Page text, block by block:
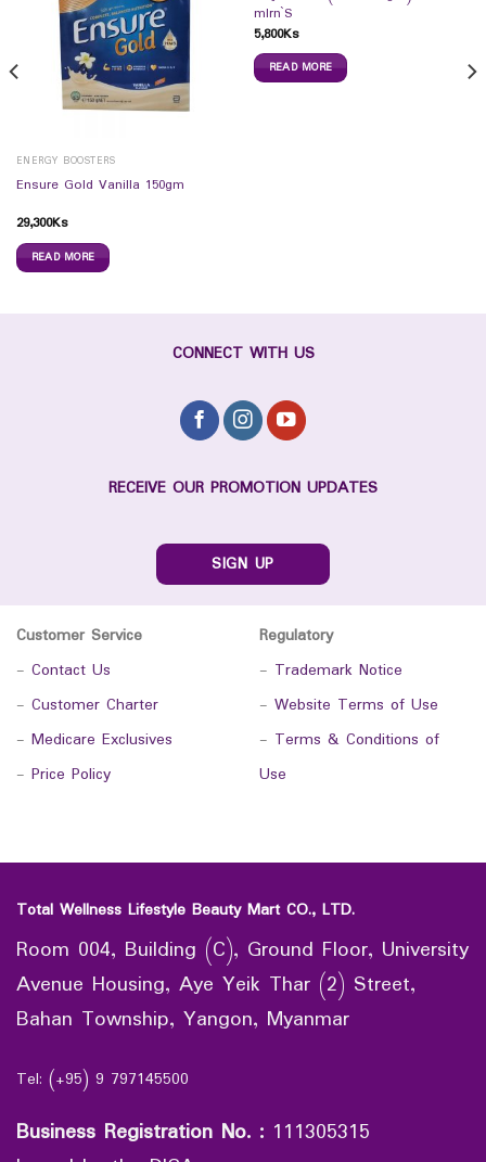
ENERGY BOOSTERS
Ensure Gold Vanilla 150gm
29,300Ks
READ MORE
mlrn`S
5,800Ks
READ MORE
CONNECT WITH US
RECEIVE OUR PROMOTION UPDATES
SIGN UP
Customer Service
- Contact Us
- Customer Charter
- Medicare Exclusives
- Price Policy
Regulatory
- Trademark Notice
- Website Terms of Use
- Terms & Conditions of
Use
Total Wellness Lifestyle Beauty Mart CO., LTD.
Room 004, Building (C), Ground Floor, University
Avenue Housing, Aye Yeik Thar (2) Street,
Bahan Township, Yangon, Myanmar
Tel: (+95) 9 797145500
Business Registration No. : 111305315